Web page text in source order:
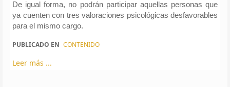
De igual forma, no podrán participar aquellas personas que
ya cuenten con tres valoraciones psicológicas desfavorables
para el mismo cargo.
PUBLICADO EN CONTENIDO
Leer más ...